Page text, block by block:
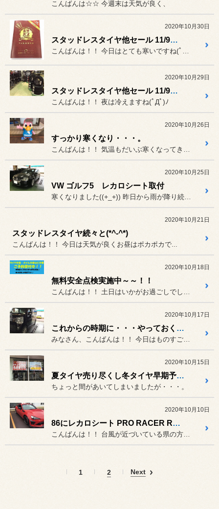
こんばんは☆☆ 今週末は天気が良く、
2020年10月30日
スタッドレスタイヤ他セール 11/9までです☆☆
2020年10月29日
スタッドレスタイヤ他セール 11/9までです☆☆
こんばんは！！ 夜は冷えますね(ﾟДﾟ)ﾉ
2020年10月26日
すっかり寒くなり・・・。
2020年10月25日
VW ゴルフ5 レカロシート取付
2020年10月21日
スタッドレスタイヤ続々と(*^-^*)
こんばんは！！ 今日は天気が良くお昼はポカポカで...
2020年10月18日
無料安全点検実施中～～！！
2020年10月17日
これからの時期に・・・やっておくとグー！！
2020年10月15日
夏タイヤ売り尽くし冬タイヤ早期予約中！！
ちょっと間があいてしまいましたが・・・。
2020年10月10日
86にレカロシート PRO RACER RMSを取付！
1 2 Next